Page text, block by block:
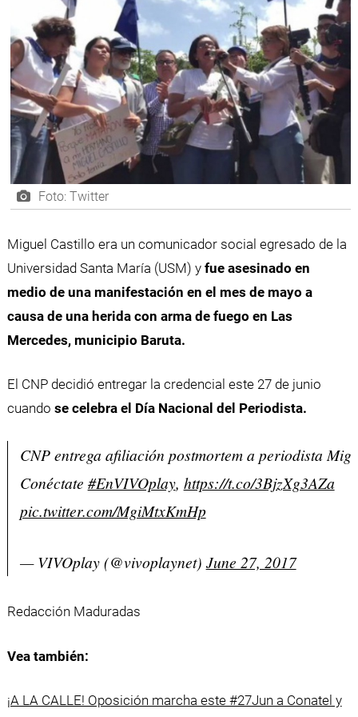
Foto: Twitter
Miguel Castillo era un comunicador social egresado de la
Universidad Santa María (USM) y fue asesinado en
medio de una manifestación en el mes de mayo a
causa de una herida con arma de fuego en Las
Mercedes, municipio Baruta.
El CNP decidió entregar la credencial este 27 de junio
cuando se celebra el Día Nacional del Periodista.
CNP entrega afiliación postmortem a periodista
Conéctate #EnVIVOplay, https://t.co/3BjzXg3AZa
pic.twitter.com/MgiMtxKmHp
— VIVOplay (@vivoplaynet) June 27, 2017
Redacción Maduradas
Vea también:
¡A LA CALLE! Oposición marcha este #27Jun a Conatel y